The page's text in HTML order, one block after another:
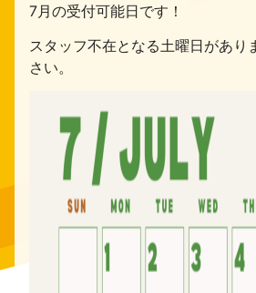
7月の受付可能日です！
スタッフ不在となる土曜日があり
さい。